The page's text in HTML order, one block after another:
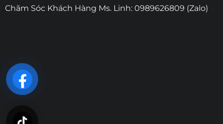
Chăm Sóc Khách Hàng Ms. Linh: 0989626809 (Zalo)